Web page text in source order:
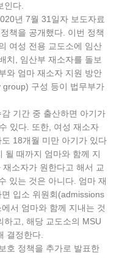
인다.
년 7월 31일자 보도자료
책을 공개했다. 이번 정책
여성 전용 교도소에 임산
치, 임산부 재소자를 돌보
와 엄마 재소자 지원 방안
구성 등이 법무부가
기간 중 출산하면 아기가
있다. 또한, 여성 재소자
18개월 미만 아기가 있다
될 때까지 엄마와 함께 지
소자가 원한다고 해서 교
있는 것은 아니다. 엄마 재
입소 위원회(admissions
서 엄마와 함께 지내는 것
하고, 해당 교도소의 MSU
결정한다.
호 정책을 추가로 발표한